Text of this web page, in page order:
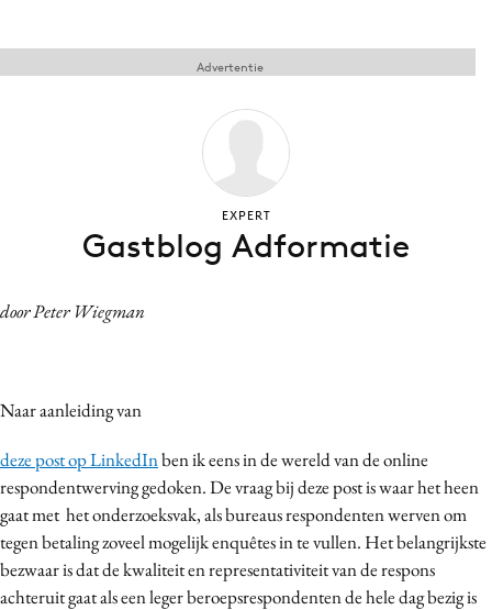
Events
Opleidingen
Artificial Intelligence
Customer Experience
Data & Insights
Design
Digital transformation
Diversiteit
door Peter Wiegman
Naar aanleiding van
deze post op LinkedInben ik eens in de wereld van de online
respondentwerving gedoken. De vraag bij deze post is waar het heen
gaat met het onderzoeksvak, als bureaus respondenten werven om
tegen betaling zoveel mogelijk enquêtes in te vullen. Het belangrijkste
bezwaar is dat de kwaliteit en representativiteit van de respons
achteruit gaat als een leger beroepsrespondenten de hele dag bezig is
Advertentie
EXPERT
Gastblog Adformatie